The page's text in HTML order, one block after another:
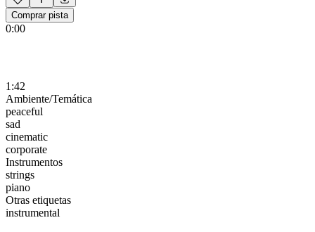
Comprar pista
0:00
1:42
Ambiente/Temática
peaceful
sad
cinematic
corporate
Instrumentos
strings
piano
Otras etiquetas
instrumental